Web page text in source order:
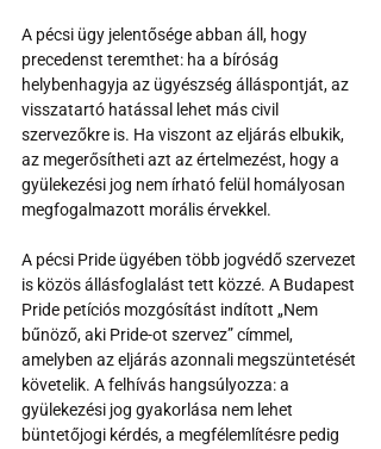
A pécsi ügy jelentősége abban áll, hogy
precedenst teremthet: ha a bíróság
helybenhagyja az ügyészség álláspontját, az
visszatartó hatással lehet más civil
szervezőkre is. Ha viszont az eljárás elbukik,
az megerősítheti azt az értelmezést, hogy a
gyülekezési jog nem írható felül homályosan
megfogalmazott morális érvekkel.
A pécsi Pride ügyében több jogvédő szervezet
is közös állásfoglalást tett közzé. A Budapest
Pride petíciós mozgósítást indított „Nem
bűnöző, aki Pride-ot szervez” címmel,
amelyben az eljárás azonnali megszüntetését
követelik. A felhívás hangsúlyozza: a
gyülekezési jog gyakorlása nem lehet
büntetőjogi kérdés, a megfélemlítésre pedig